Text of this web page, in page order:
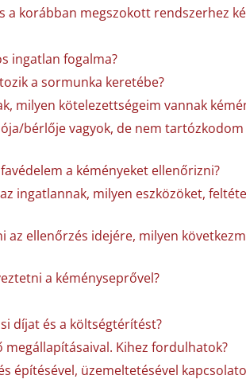
a korábban megszokott rendszerhez
ingatlan fogalma?
a sormunka keretébe?
milyen kötelezettségeim vannak
bérlője vagyok, de nem tartózkodom
a kéményeket ellenőrizni?
ingatlannak, milyen eszközöket,
az ellenőrzés idejére, milyen
a kéményseprővel?
díjat és a költségtérítést?
Kihez fordulhatok?
építésével, üzemeltetésével